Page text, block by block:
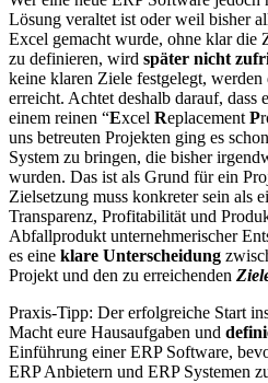
Lösung veraltet ist oder weil bisher
Excel gemacht wurde, ohne klar die
zu definieren, wird später nicht
keine klaren Ziele festgelegt,
erreicht. Achtet deshalb darauf, dass
einem reinen “Excel Replacement P
uns betreuten Projekten ging es
System zu bringen, die bisher
wurden. Das ist als Grund für ein
Zielsetzung muss konkreter sein als
Transparenz, Profitabilität und
Abfallprodukt unternehmerischer
es eine klare Unterscheidung
Projekt und den zu erreichenden
Praxis-Tipp: Der erfolgreiche Start
Macht eure Hausaufgaben und
Einführung einer ERP Software,
ERP Anbietern und ERP Systemen